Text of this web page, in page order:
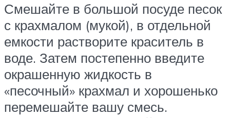
Смешайте в большой посуде песок
с крахмалом (мукой), в отдельной
емкости растворите краситель в
воде. Затем постепенно введите
окрашенную жидкость в
«песочный» крахмал и хорошенько
перемешайте вашу смесь.